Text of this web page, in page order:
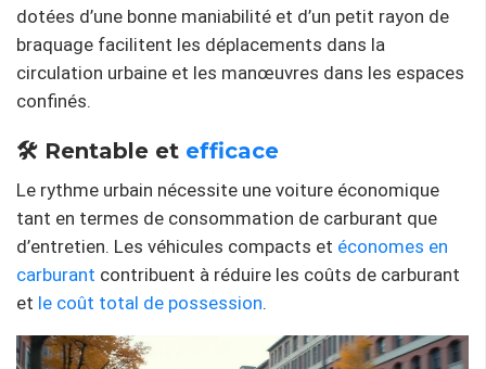
dotées d’une bonne maniabilité et d’un petit rayon de
braquage facilitent les déplacements dans la
circulation urbaine et les manœuvres dans les espaces
confinés.
🛠 Rentable et efficace
Le rythme urbain nécessite une voiture économique
tant en termes de consommation de carburant que
d’entretien. Les véhicules compacts et économes en
carburant contribuent à réduire les coûts de carburant
et le coût total de possession.